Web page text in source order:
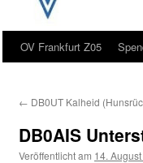
OV Frankfurt Z05
← DB0UT Kalheid
DB0AIS
Veröffentlicht am 14.